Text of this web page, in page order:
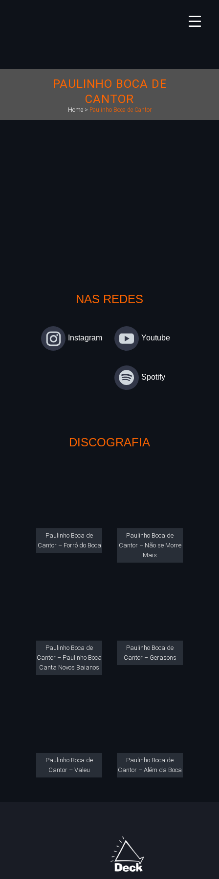
PAULINHO BOCA DE
CANTOR
Home> Paulinho Boca de Cantor
NAS REDES
Instagram Youtube
Spotify
DISCOGRAFIA
Paulinho Boca de
Cantor – Forró do Boca
Paulinho Boca de
Cantor – Não se Morre
Mais
Paulinho Boca de
Cantor – Paulinho Boca
Canta Novos Baianos
Paulinho Boca de
Cantor – Gerasons
Paulinho Boca de
Cantor – Valeu
Paulinho Boca de
Cantor – Além da Boca